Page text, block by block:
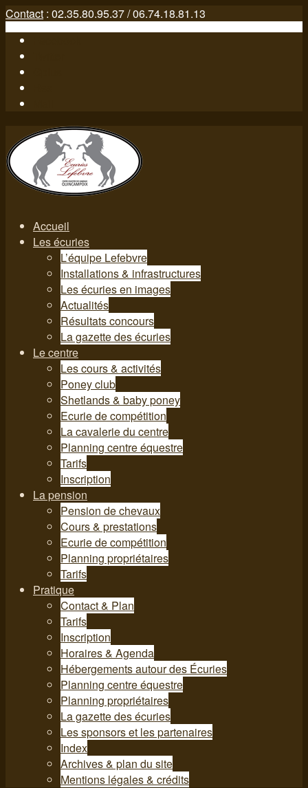
Contact : 02.35.80.95.37 / 06.74.18.81.13
Accueil
Les écuries
L’équipe Lefebvre
Installations & infrastructures
Les écuries en images
Actualités
Résultats concours
La gazette des écuries
Le centre
Les cours & activités
Poney club
Shetlands & baby poney
Ecurie de compétition
La cavalerie du centre
Planning centre équestre
Tarifs
Inscription
La pension
Pension de chevaux
Cours & prestations
Ecurie de compétition
Planning propriétaires
Tarifs
Pratique
Contact & Plan
Tarifs
Inscription
Horaires & Agenda
Hébergements autour des Écuries
Planning centre équestre
Planning propriétaires
La gazette des écuries
Les sponsors et les partenaires
Index
Archives & plan du site
Mentions légales & crédits